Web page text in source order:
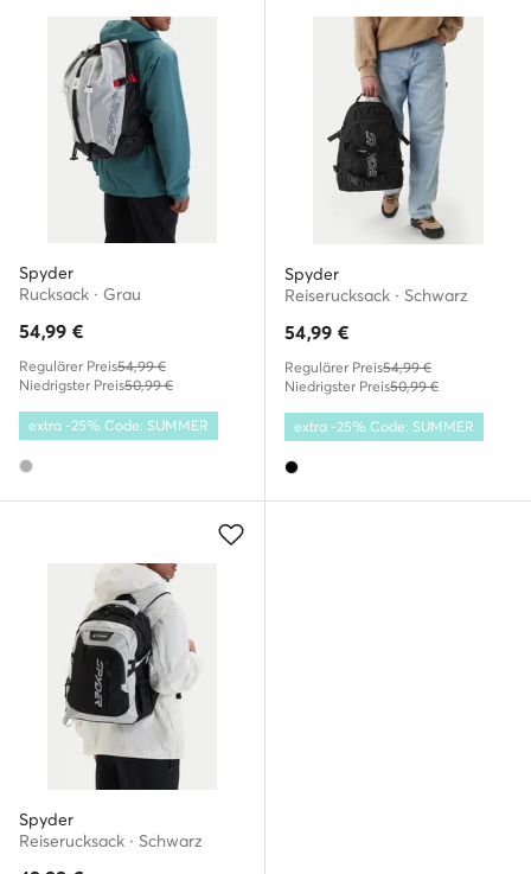
Spyder
Rucksack · Grau
54,99 €
Regulärer Preis54,99 €
Niedrigster Preis50,99 €
extra -25% Code: SUMMER
Spyder
Reiserucksack · Schwarz
54,99 €
Regulärer Preis54,99 €
Niedrigster Preis50,99 €
extra -25% Code: SUMMER
Spyder
Reiserucksack · Schwarz